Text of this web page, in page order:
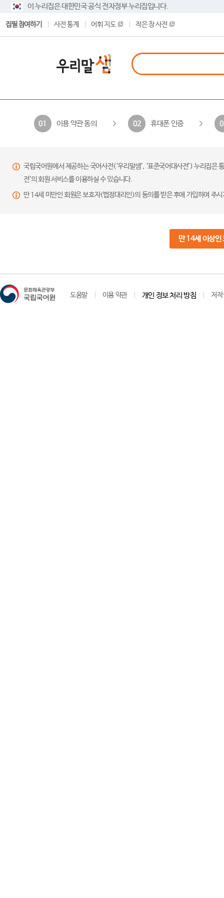
이 누리집은 대한민국 공식 전자정부 누리집입니다.
집필 참여하기 사전 통계 어휘 지도 작은 창 사전
01 이용 약관 동의 02 휴대폰 인증
국립국어원에서 제공하는 국어사전(‘우리말샘’, ‘표준국어대사전’) 누리집
전’의 회원 서비스를 이용하실 수 있습니다.
만 14세 미만인 회원은 보호자(법정대리인)의 동의를 받은 후에 가입하여 주
만 14세 이상인
도움말 이용 약관 개인 정보 처리 방침 저